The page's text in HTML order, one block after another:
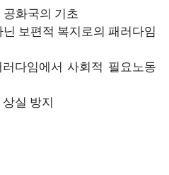
화국의 기초
보편적 복지로의 패러다임
다임에서 사회적 필요노동
실 방지